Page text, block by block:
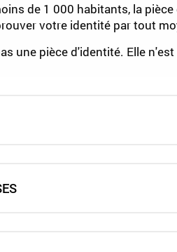
de 1 000 habitants, la
votre identité par tout
une pièce d'identité. Elle